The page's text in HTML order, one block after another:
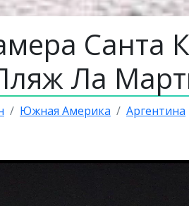
Санта
Ла
Южная Америка Аргентина